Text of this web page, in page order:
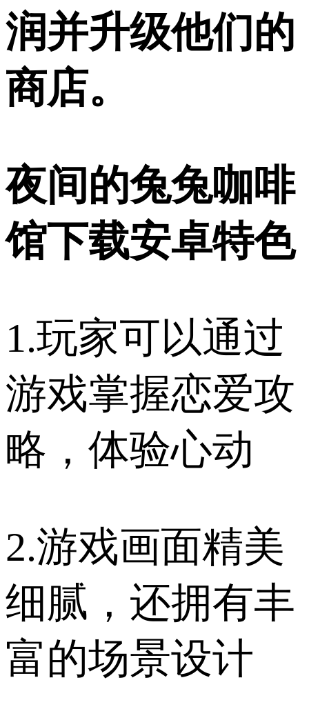
润并升级他们的
商店。
夜间的兔兔咖啡
馆下载安卓特色
1.玩家可以通过
游戏掌握恋爱攻
略，体验心动
2.游戏画面精美
细腻，还拥有丰
富的场景设计